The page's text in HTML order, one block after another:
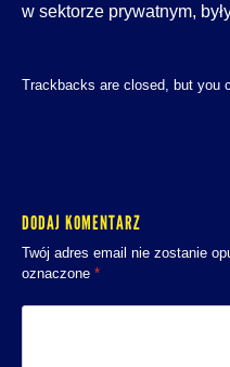
w sektorze prywatnym,
Trackbacks are closed, but you
DODAJ KOMENTARZ
Twój adres email nie zostanie
oznaczone *